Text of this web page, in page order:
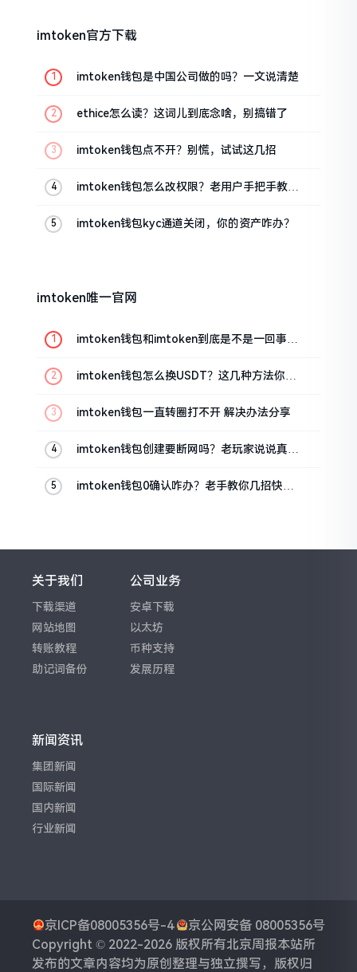
imtoken官方下载
imtoken钱包是中国公司做的吗？一文说清楚
ethice怎么读？这词儿到底念啥，别搞错了
imtoken钱包点不开？别慌，试试这几招
imtoken钱包怎么改权限？老用户手把手教你
imtoken钱包kyc通道关闭，你的资产咋办？
imtoken唯一官网
imtoken钱包和imtoken到底是不是一回事？
imtoken钱包怎么换USDT？这几种方法你得
imtoken钱包一直转圈打不开 解决办法分享
imtoken钱包创建要断网吗？老玩家说说真实
imtoken钱包0确认咋办？老手教你几招快速
关于我们
下载渠道
网站地图
转账教程
助记词备份
公司业务
安卓下载
以太坊
币种支持
发展历程
新闻资讯
集团新闻
国际新闻
国内新闻
行业新闻
京ICP备08005356号-4
京公网安备 08005356号
Copyright © 2022-2026 版权所有北京周报本站所
发布的文章内容均为原创整理与独立撰写，版权归